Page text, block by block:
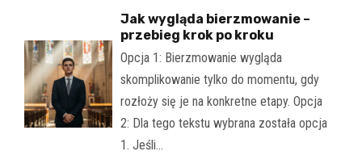
Jak wygląda bierzmowanie –
przebieg krok po kroku
Opcja 1: Bierzmowanie wygląda
skomplikowanie tylko do momentu, gdy
rozłoży się je na konkretne etapy. Opcja
2: Dla tego tekstu wybrana została opcja
1. Jeśli…